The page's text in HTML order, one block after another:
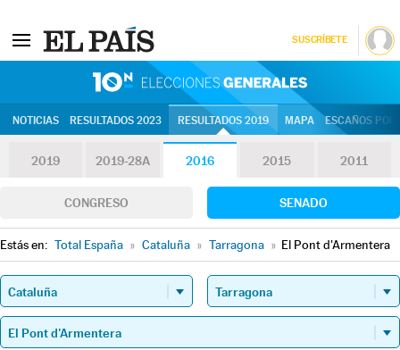
SUSCRÍBETE
NOTICIAS RESULTADOS 2023 RESULTADOS 2019 MAPA ESCAÑOS
2019 2019-28A 2016 2015 2011
CONGRESO SENADO
Estás en: Total España » Cataluña » Tarragona » El Pont d'Armentera